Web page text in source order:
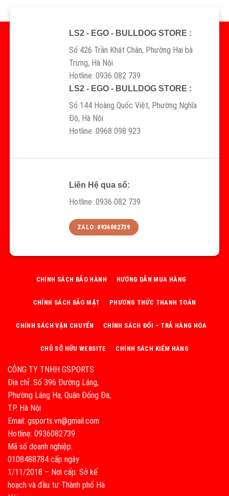
LS2 - EGO - BULLDOG STORE :
Số 426 Trần Khát Chân, Phường Hai bà
Trưng, Hà Nội
Hotline: 0936 082 739
LS2 - EGO - BULLDOG STORE :
Số 144 Hoàng Quốc Việt, Phường Nghĩa
Đô, Hà Nội
Hotline: 0968 098 923
Liên Hệ qua số:
Hotline: 0936 082 739
ZALO: 0936082739
CÔNG TY TNHH GSPORTS
Địa chỉ: Số 396 Đường Láng,
Phường Láng Hạ, Quận Đống Đa,
TP. Hà Nội
Email: gsports.vn@gmail.com
Hotline: 0936082739
Mã số doanh nghiệp:
0108488784 cấp ngày
1/11/2018 – Nơi cấp: Sở kế
hoạch và đầu tư Thành phố Hà
CHÍNH SÁCH BẢO HÀNH HƯỚNG DẪN MUA HÀNG
CHÍNH SÁCH BẢO MẬT PHƯƠNG THỨC THANH TOÁN
CHÍNH SÁCH VẬN CHUYỂN CHÍNH SÁCH ĐỔI – TRẢ HÀNG HÓA
CHỦ SỞ HỮU WEBSITE CHÍNH SÁCH KIỂM HÀNG